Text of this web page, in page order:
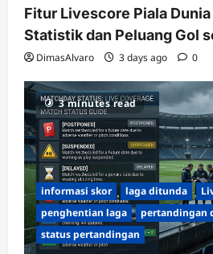
Fitur Livescore Piala
Statistik dan Peluang Gol
DimasAlvaro 3 days ago 0
3 minutes read
informasi skor laga ditunda
penghentian laga
pertandingan
status pertandingan